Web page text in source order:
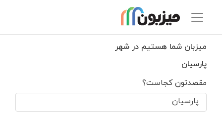
میزبان شما هستیم در شهر
پارسیان
مقصدتون کجاست؟
پارسیان